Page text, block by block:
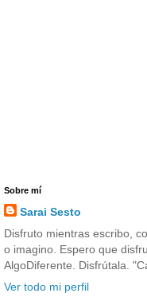
Sobre mí
Sarai Sesto
Disfruto mientras escribo,
o imagino. Espero que
AlgoDiferente. Disfrútala.
Ver todo mi perfil